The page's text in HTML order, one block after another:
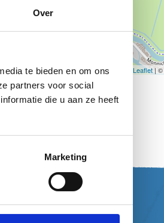
Over
te bieden en om ons
partners voor social
die u aan ze heeft
Marketing
Leaflet | ©